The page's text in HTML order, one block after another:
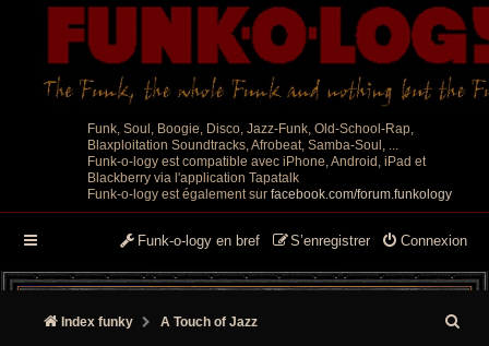
Funk, Soul, Boogie, Disco, Jazz-Funk, Old-School-Rap,
Blaxploitation Soundtracks, Afrobeat, Samba-Soul, ...
Funk-o-logy est compatible avec iPhone, Android, iPad et
Blackberry via l'application Tapatalk
Funk-o-logy est également sur facebook.com/forum.funkology
Connexion
S’enregistrer
Funk-o-logy en bref
Index funky A Touch of Jazz